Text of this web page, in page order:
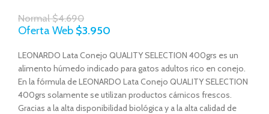
Normal$4.690
Oferta Web $3.950
LEONARDO Lata Conejo QUALITY SELECTION 400grs es un
alimento húmedo indicado para gatos adultos rico en conejo.
En la fórmula de LEONARDO Lata Conejo QUALITY SELECTION
400grs solamente se utilizan productos cárnicos frescos.
Gracias a la alta disponibilidad biológica y a la alta calidad de